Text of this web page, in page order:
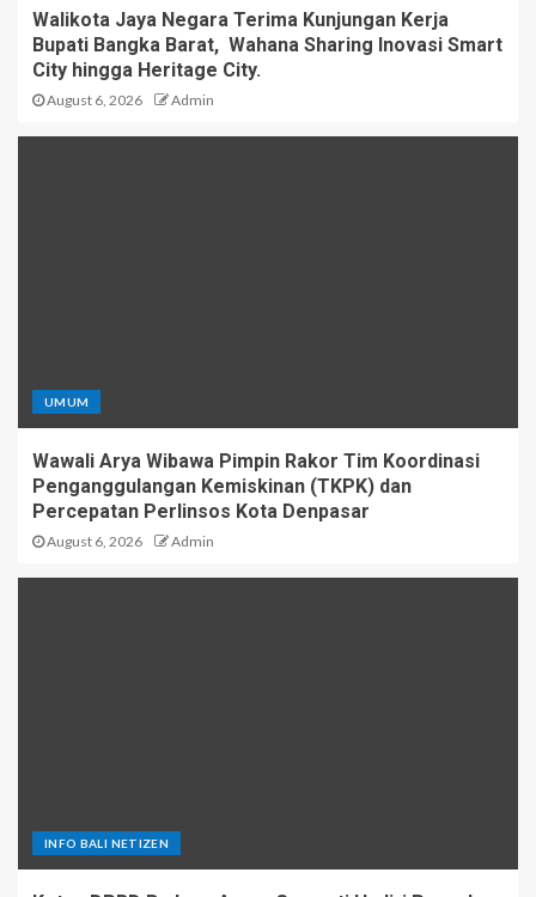
Walikota Jaya Negara Terima Kunjungan Kerja
Bupati Bangka Barat, Wahana Sharing Inovasi Smart
City hingga Heritage City.
August 6, 2026 Admin
UMUM
Wawali Arya Wibawa Pimpin Rakor Tim Koordinasi
Penganggulangan Kemiskinan (TKPK) dan
Percepatan Perlinsos Kota Denpasar
August 6, 2026 Admin
INFO BALI NETIZEN